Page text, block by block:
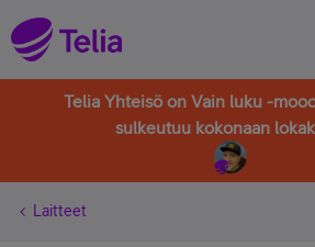
Telia Yhteisö on Vain luku -
sulkeutuu kokonaan
Laitteet